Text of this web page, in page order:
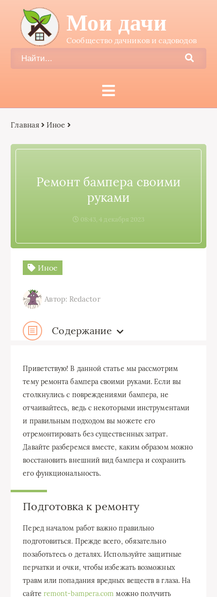
Мои дачи
Сообщество дачников и садоводов
Главная Иное
Ремонт бампера своими
руками
08:43, 4 декабря 2023
Иное
Автор: Redactor
Содержание
Приветствую! В данной статье мы рассмотрим
тему ремонта бампера своими руками. Если вы
столкнулись с повреждениями бампера, не
отчаивайтесь, ведь с некоторыми инструментами
и правильным подходом вы можете его
отремонтировать без существенных затрат.
Давайте разберемся вместе, каким образом можно
восстановить внешний вид бампера и сохранить
его функциональность.
Подготовка к ремонту
Перед началом работ важно правильно
подготовиться. Прежде всего, обязательно
позаботьтесь о деталях. Используйте защитные
перчатки и очки, чтобы избежать возможных
травм или попадания вредных веществ в глаза. На
сайте remont-bampera.com можно получить